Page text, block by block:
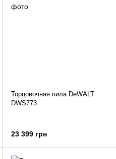
Торцовочная пила DeWALT
DWS773
23 399 грн